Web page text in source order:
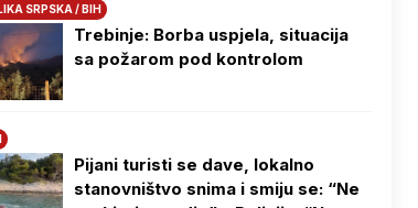
SRPSKA / BIH
Trebinje: Borba uspjela, situacija
sa požarom pod kontrolom
Pijani turisti se dave, lokalno
stanovništvo snima i smiju se: “Ne